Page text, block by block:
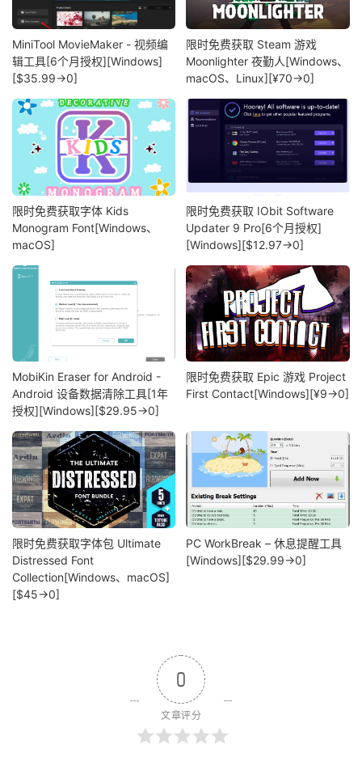
MiniTool MovieMaker - 视频编
辑工具[6个月授权][Windows]
[$35.99→0]
限时免费获取 Steam 游戏
Moonlighter 夜勤人[Windows、
macOS、Linux][¥70→0]
限时免费获取字体 Kids
Monogram Font[Windows、
macOS]
限时免费获取 IObit Software
Updater 9 Pro[6个月授权]
[Windows][$12.97→0]
MobiKin Eraser for Android -
Android 设备数据清除工具[1年
授权][Windows][$29.95→0]
限时免费获取 Epic 游戏 Project
First Contact[Windows][¥9→0]
限时免费获取字体包 Ultimate
Distressed Font
Collection[Windows、macOS]
[$45→0]
PC WorkBreak – 休息提醒工具
[Windows][$29.99→0]
0
文章评分